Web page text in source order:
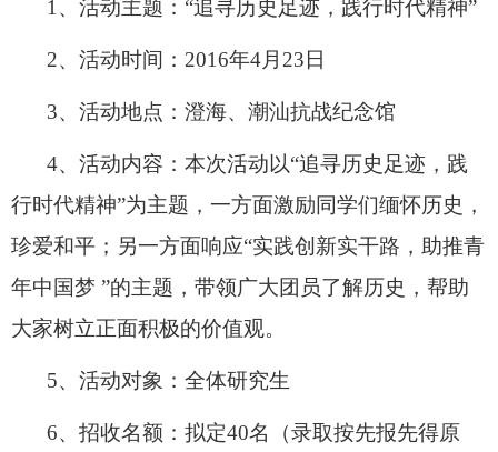
1 、活动主题：“追寻历史足迹，践行时代精神”
2、活动时间： 2016年4月 23 日
3、活动地点：澄海、潮汕抗战纪念馆
4、活动内容：本次活动以“追寻历史足迹，践
行时代精神”为主题，一方面激励同学们缅怀历史，
珍爱和平；另一方面响应“实践创新实干路，助推青
年中国梦 ”的主题，带领广大团员了解历史，帮助
大家树立正面积极的价值观。
5、活动对象：全体研究生
6、招收名额：拟定40名（录取按先报先得原